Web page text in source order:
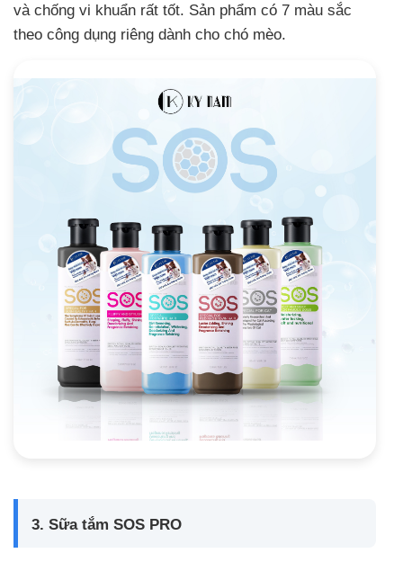
và chống vi khuẩn rất tốt. Sản phẩm có 7 màu sắc
theo công dụng riêng dành cho chó mèo.
3. Sữa tắm SOS PRO